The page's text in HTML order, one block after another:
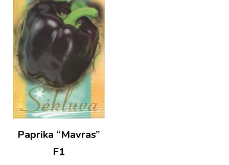
Paprika “Mavras”
F1